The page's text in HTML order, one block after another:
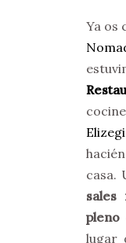
Ya os
Elizegi
casa.
sales
pleno
lugar